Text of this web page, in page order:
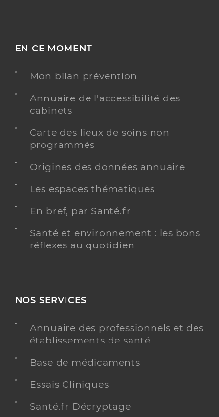
EN CE MOMENT
Mon bilan prévention
Annuaire de l'accessibilité des
cabinets
Carte des lieux de soins non
programmés
Origines des données annuaire
Les espaces thématiques
En bref, par Santé.fr
Santé et environnement : les bons
réflexes au quotidien
NOS SERVICES
Annuaire des professionnels et des
établissements de santé
Base de médicaments
Essais Cliniques
Santé.fr Décryptage